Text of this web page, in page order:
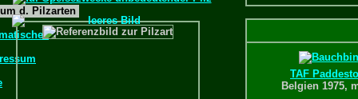
TAF
Belgien 1975,
d. Pilzarten